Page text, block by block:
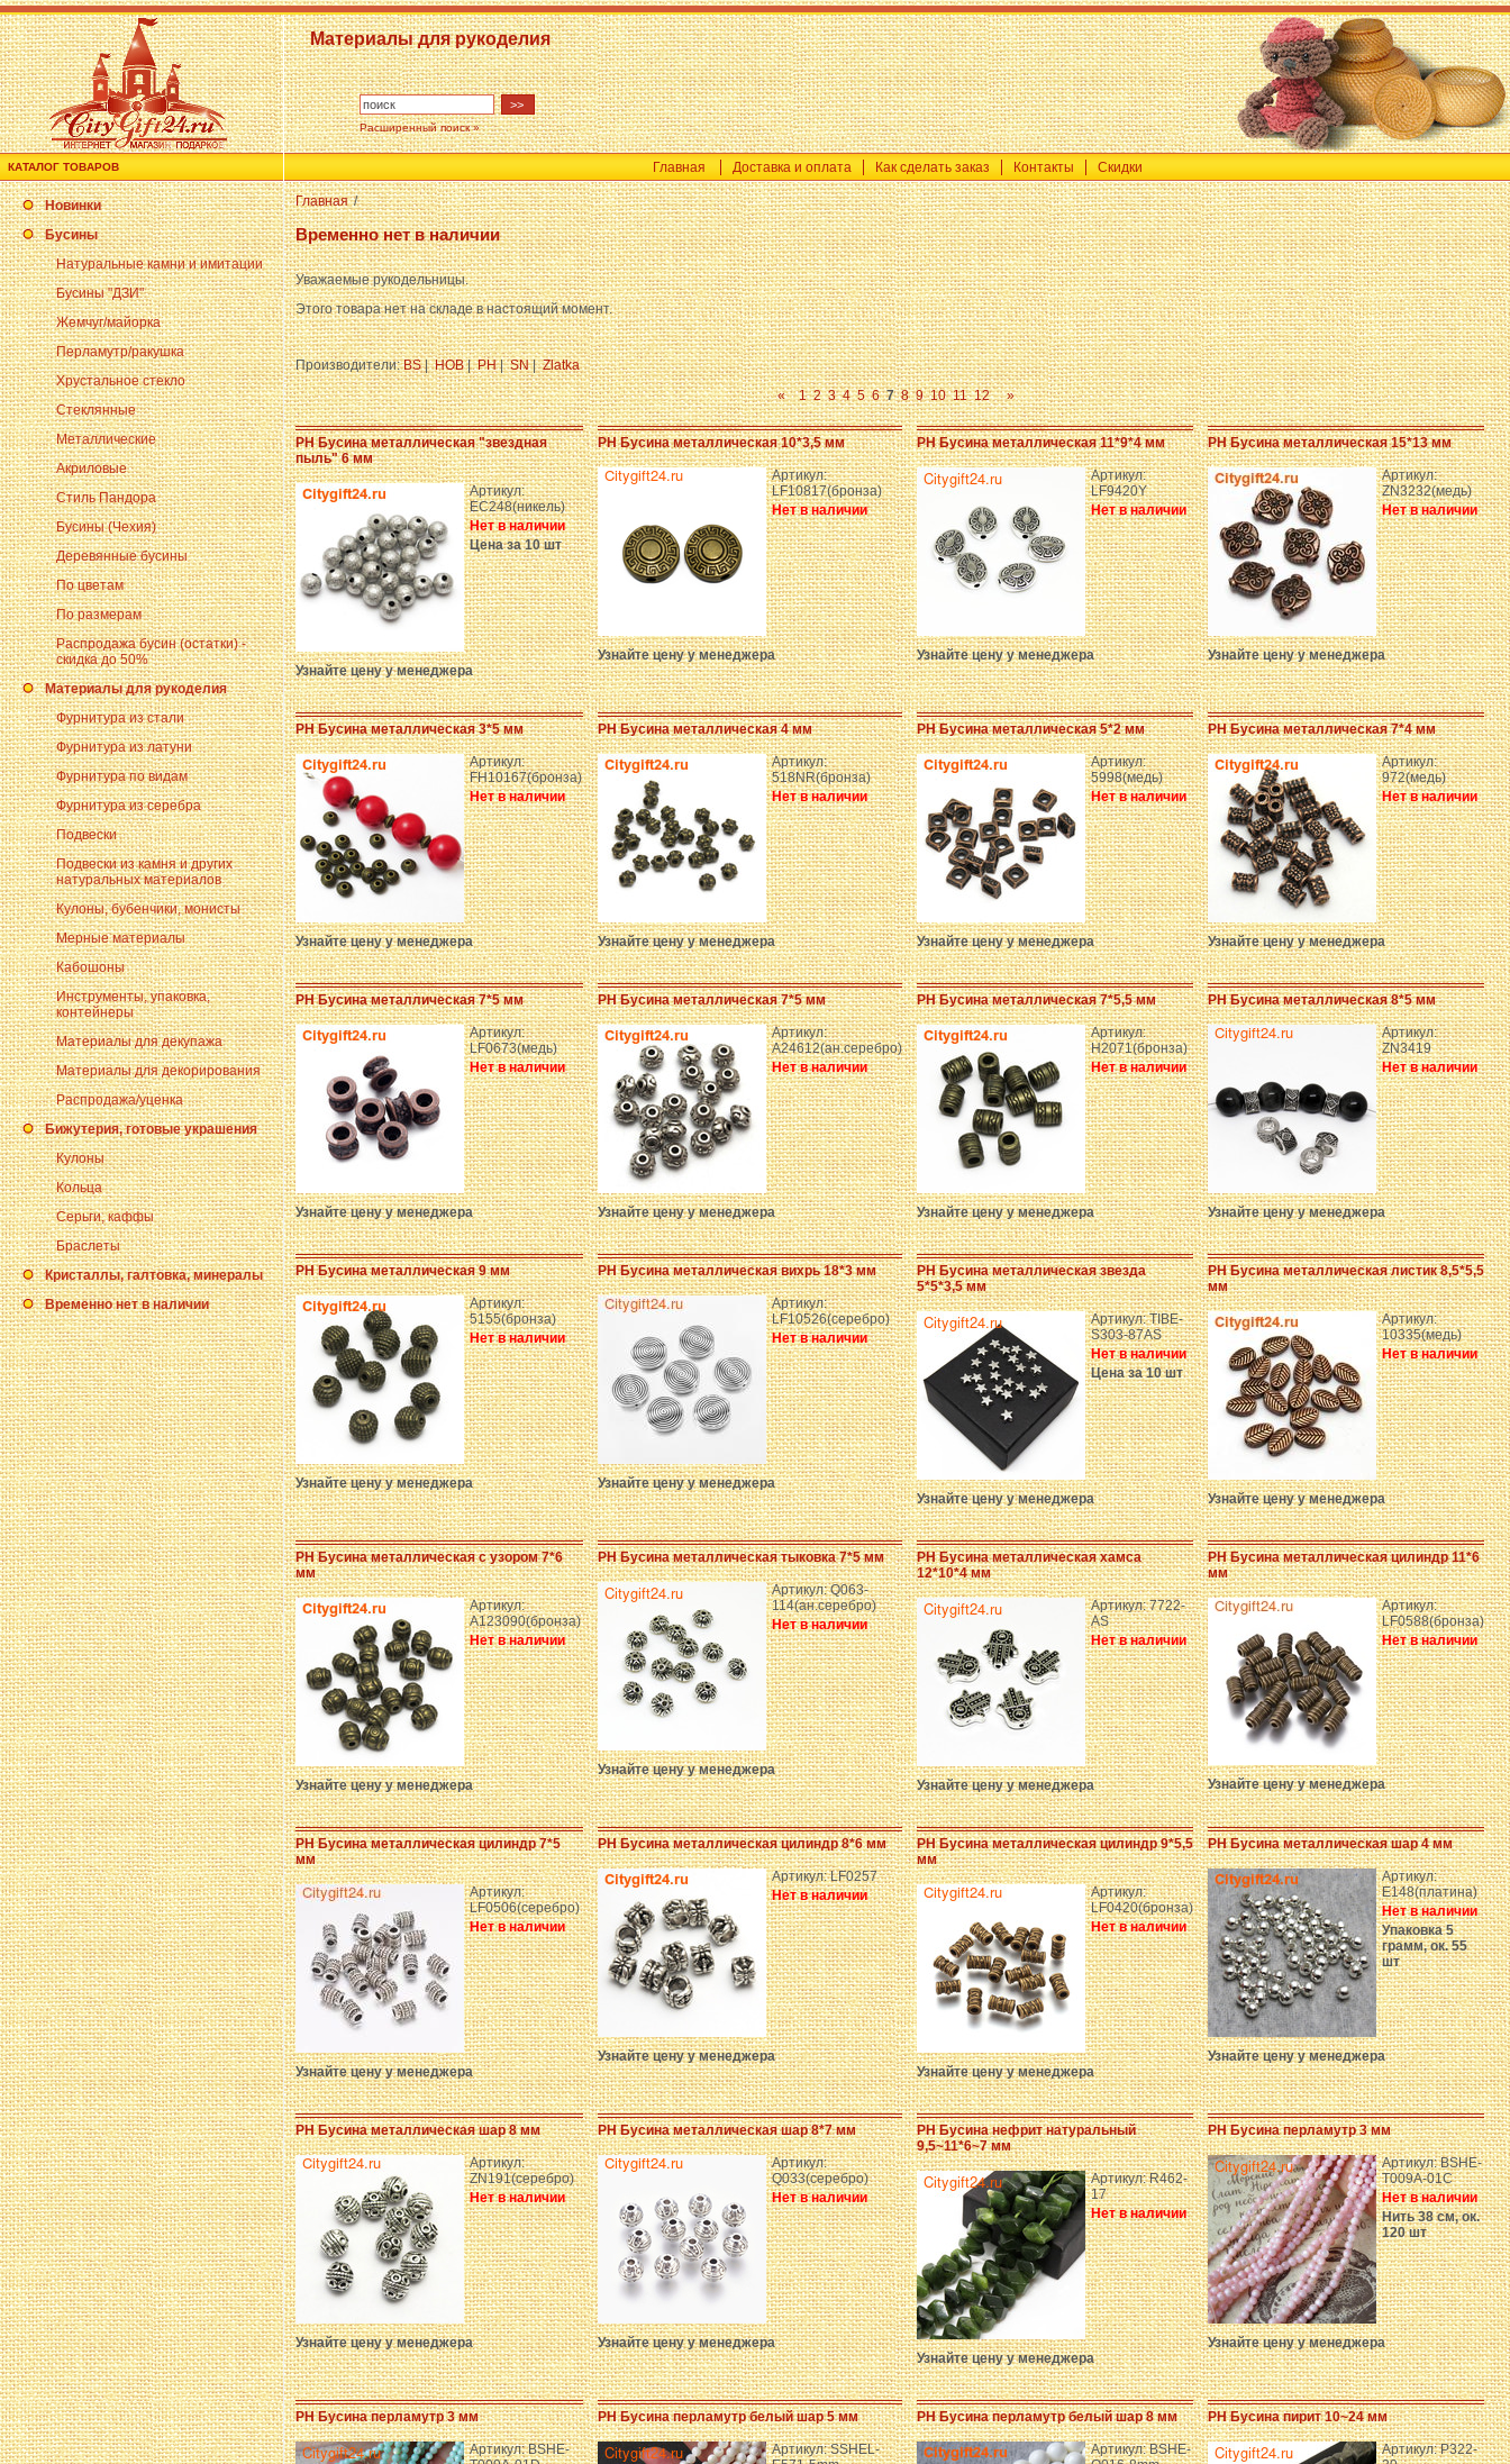
Материалы для рукоделия
Расширенный поиск »
КАТАЛОГ ТОВАРОВ Главная Доставка и оплата Как сделать заказ Контакты Скидки
Новинки
Бусины
Натуральные камни и имитации
Бусины "ДЗИ"
Жемчуг/майорка
Перламутр/ракушка
Хрустальное стекло
Стеклянные
Металлические
Акриловые
Стиль Пандора
Бусины (Чехия)
Деревянные бусины
По цветам
По размерам
Распродажа бусин (остатки) -
скидка до 50%
Материалы для рукоделия
Фурнитура из стали
Фурнитура из латуни
Фурнитура по видам
Фурнитура из серебра
Подвески
Подвески из камня и других
натуральных материалов
Кулоны, бубенчики, монисты
Мерные материалы
Кабошоны
Инструменты, упаковка,
контейнеры
Материалы для декупажа
Материалы для декорирования
Распродажа/уценка
Бижутерия, готовые украшения
Кулоны
Кольца
Серьги, каффы
Браслеты
Кристаллы, галтовка, минералы
Временно нет в наличии
Главная /
Временно нет в наличии
Уважаемые рукодельницы.
Этого товара нет на складе в настоящий момент.
Производители:BS| HOB| PH| SN| Zlatka
«
1 2 3 4 5 6 7 8 9 10 11 12 »
PH Бусина металлическая "звездная
пыль" 6 мм
Артикул:
EC248(никель)
Нет в наличии
Цена за 10 шт
Узнайте цену у менеджера
PH Бусина металлическая 10*3,5 мм
Артикул:
LF10817(бронза)
Нет в наличии
Узнайте цену у менеджера
PH Бусина металлическая 11*9*4 мм
Артикул:
LF9420Y
Нет в наличии
Узнайте цену у менеджера
PH Бусина металлическая 15*13 мм
Артикул:
ZN3232(медь)
Нет в наличии
Узнайте цену у менеджера
PH Бусина металлическая 3*5 мм
Артикул:
FH10167(бронза)
Нет в наличии
Узнайте цену у менеджера
PH Бусина металлическая 4 мм
Артикул:
518NR(бронза)
Нет в наличии
Узнайте цену у менеджера
PH Бусина металлическая 5*2 мм
Артикул:
5998(медь)
Нет в наличии
Узнайте цену у менеджера
PH Бусина металлическая 7*4 мм
Артикул:
972(медь)
Нет в наличии
Узнайте цену у менеджера
PH Бусина металлическая 7*5 мм
Артикул:
LF0673(медь)
Нет в наличии
Узнайте цену у менеджера
PH Бусина металлическая 7*5 мм
Артикул:
A24612(ан.серебро)
Нет в наличии
Узнайте цену у менеджера
PH Бусина металлическая 7*5,5 мм
Артикул:
H2071(бронза)
Нет в наличии
Узнайте цену у менеджера
PH Бусина металлическая 8*5 мм
Артикул:
ZN3419
Нет в наличии
Узнайте цену у менеджера
PH Бусина металлическая 9 мм
Артикул:
5155(бронза)
Нет в наличии
Узнайте цену у менеджера
PH Бусина металлическая вихрь 18*3 мм
Артикул:
LF10526(серебро)
Нет в наличии
Узнайте цену у менеджера
PH Бусина металлическая звезда
5*5*3,5 мм
Артикул: TIBE-
S303-87AS
Нет в наличии
Цена за 10 шт
Узнайте цену у менеджера
PH Бусина металлическая листик 8,5*5,5
мм
Артикул:
10335(медь)
Нет в наличии
Узнайте цену у менеджера
PH Бусина металлическая с узором 7*6
мм
Артикул:
A123090(бронза)
Нет в наличии
Узнайте цену у менеджера
PH Бусина металлическая тыковка 7*5 мм
Артикул: Q063-
114(ан.серебро)
Нет в наличии
Узнайте цену у менеджера
PH Бусина металлическая хамса
12*10*4 мм
Артикул: 7722-
AS
Нет в наличии
Узнайте цену у менеджера
PH Бусина металлическая цилиндр 11*6
мм
Артикул:
LF0588(бронза)
Нет в наличии
Узнайте цену у менеджера
PH Бусина металлическая цилиндр 7*5
мм
Артикул:
LF0506(серебро)
Нет в наличии
Узнайте цену у менеджера
PH Бусина металлическая цилиндр 8*6 мм
Артикул: LF0257
Нет в наличии
Узнайте цену у менеджера
PH Бусина металлическая цилиндр 9*5,5
мм
Артикул:
LF0420(бронза)
Нет в наличии
Узнайте цену у менеджера
PH Бусина металлическая шар 4 мм
Артикул:
E148(платина)
Нет в наличии
Упаковка 5
грамм, ок. 55
шт
Узнайте цену у менеджера
PH Бусина металлическая шар 8 мм
Артикул:
ZN191(серебро)
Нет в наличии
Узнайте цену у менеджера
PH Бусина металлическая шар 8*7 мм
Артикул:
Q033(серебро)
Нет в наличии
Узнайте цену у менеджера
PH Бусина нефрит натуральный
9,5~11*6~7 мм
Артикул: R462-
17
Нет в наличии
Узнайте цену у менеджера
PH Бусина перламутр 3 мм
Артикул: BSHE-
T009A-01C
Нет в наличии
Нить 38 см, ок.
120 шт
Узнайте цену у менеджера
PH Бусина перламутр 3 мм
Артикул: BSHE-
PH Бусина перламутр белый шар 5 мм
Артикул: SSHEL-
PH Бусина перламутр белый шар 8 мм
Артикул: BSHE-
PH Бусина пирит 10~24 мм
Артикул: P322-